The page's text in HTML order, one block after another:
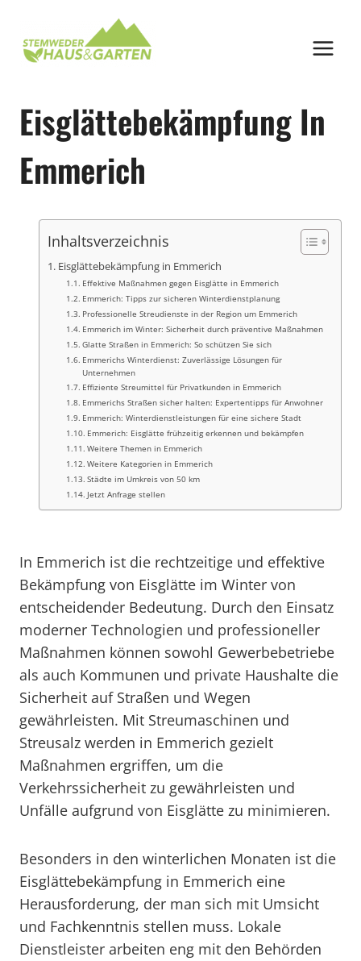
springen
Eisglättebekämpfung In
Emmerich
Inhaltsverzeichnis
Eisglättebekämpfung in Emmerich
Effektive Maßnahmen gegen Eisglätte in Emmerich
Emmerich: Tipps zur sicheren Winterdienstplanung
Professionelle Streudienste in der Region um Emmerich
Emmerich im Winter: Sicherheit durch präventive Maßnahmen
Glatte Straßen in Emmerich: So schützen Sie sich
Emmerichs Winterdienst: Zuverlässige Lösungen für
Unternehmen
Effiziente Streumittel für Privatkunden in Emmerich
Emmerichs Straßen sicher halten: Expertentipps für Anwohner
Emmerich: Winterdienstleistungen für eine sichere Stadt
Emmerich: Eisglätte frühzeitig erkennen und bekämpfen
Weitere Themen in Emmerich
Weitere Kategorien in Emmerich
Städte im Umkreis von 50 km
Jetzt Anfrage stellen
In Emmerich ist die rechtzeitige und effektive
Bekämpfung von Eisglätte im Winter von
entscheidender Bedeutung. Durch den Einsatz
moderner Technologien und professioneller
Maßnahmen können sowohl Gewerbebetriebe
als auch Kommunen und private Haushalte die
Sicherheit auf Straßen und Wegen
gewährleisten. Mit Streumaschinen und
Streusalz werden in Emmerich gezielt
Maßnahmen ergriffen, um die
Verkehrssicherheit zu gewährleisten und
Unfälle aufgrund von Eisglätte zu minimieren.
Besonders in den winterlichen Monaten ist die
Eisglättebekämpfung in Emmerich eine
Herausforderung, der man sich mit Umsicht
und Fachkenntnis stellen muss. Lokale
Dienstleister arbeiten eng mit den Behörden